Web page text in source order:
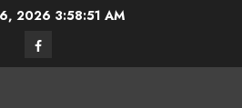
2026 3:58:52 AM